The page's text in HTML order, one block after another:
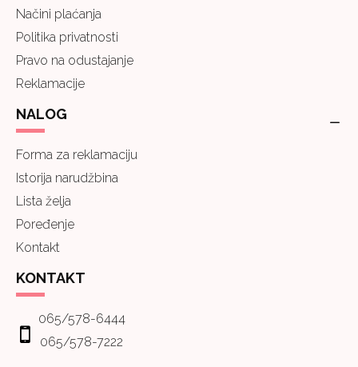
Načini plaćanja
Politika privatnosti
Pravo na odustajanje
Reklamacije
NALOG
Forma za reklamaciju
Istorija narudžbina
Lista želja
Poređenje
Kontakt
KONTAKT
065/578-6444
065/578-7222